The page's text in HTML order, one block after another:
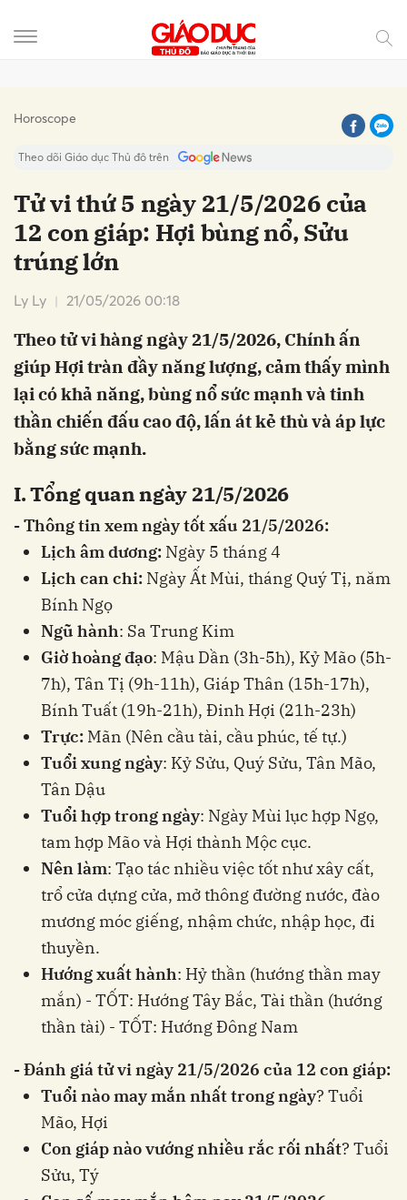
Horoscope
Theo dõi Giáo dục Thủ đô trên
Tử vi thứ 5 ngày 21/5/2026 của
12 con giáp: Hợi bùng nổ, Sửu
trúng lớn
Ly Ly 21/05/2026 00:18
Theo tử vi hàng ngày 21/5/2026, Chính ấn
giúp Hợi tràn đầy năng lượng, cảm thấy mình
lại có khả năng, bùng nổ sức mạnh và tinh
thần chiến đấu cao độ, lấn át kẻ thù và áp lực
bằng sức mạnh.
I. Tổng quan ngày 21/5/2026
- Thông tin xem ngày tốt xấu 21/5/2026:
Lịch âm dương: Ngày 5 tháng 4
Lịch can chi: Ngày Ất Mùi, tháng Quý Tị, năm
Bính Ngọ
Ngũ hành: Sa Trung Kim
Giờ hoàng đạo: Mậu Dần (3h-5h), Kỷ Mão (5h-
7h), Tân Tị (9h-11h), Giáp Thân (15h-17h),
Bính Tuất (19h-21h), Đinh Hợi (21h-23h)
Trực: Mãn (Nên cầu tài, cầu phúc, tế tự.)
Tuổi xung ngày: Kỷ Sửu, Quý Sửu, Tân Mão,
Tân Dậu
Tuổi hợp trong ngày: Ngày Mùi lục hợp Ngọ,
tam hợp Mão và Hợi thành Mộc cục.
Nên làm: Tạo tác nhiều việc tốt như xây cất,
trổ cửa dựng cửa, mở thông đường nước, đào
mương móc giếng, nhậm chức, nhập học, đi
thuyền.
Hướng xuất hành: Hỷ thần (hướng thần may
mắn) - TỐT: Hướng Tây Bắc, Tài thần (hướng
thần tài) - TỐT: Hướng Đông Nam
- Đánh giá tử vi ngày 21/5/2026 của 12 con giáp:
Tuổi nào may mắn nhất trong ngày? Tuổi
Mão, Hợi
Con giáp nào vướng nhiều rắc rối nhất? Tuổi
Sửu, Tý
Hủy Gửi